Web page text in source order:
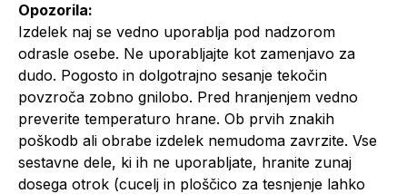
Opozorila:
Izdelek naj se vedno uporablja pod nadzorom
odrasle osebe. Ne uporabljajte kot zamenjavo za
dudo. Pogosto in dolgotrajno sesanje tekočin
povzroča zobno gnilobo. Pred hranjenjem vedno
preverite temperaturo hrane. Ob prvih znakih
poškodb ali obrabe izdelek nemudoma zavrzite. Vse
sestavne dele, ki ih ne uporabljate, hranite zunaj
dosega otrok (cucelj in ploščico za tesnjenje lahko